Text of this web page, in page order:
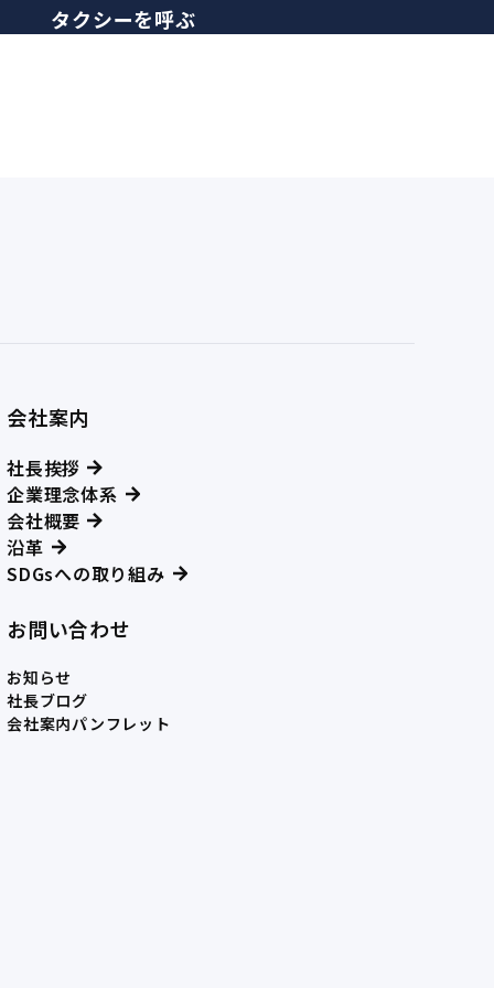
タクシーを呼ぶ
会社案内
社長挨拶
企業理念体系
会社概要
沿革
SDGsへの取り組み
お問い合わせ
お知らせ
社長ブログ
会社案内パンフレット